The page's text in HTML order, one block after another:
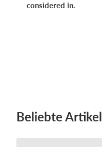
considered in.
Beliebte Artikel